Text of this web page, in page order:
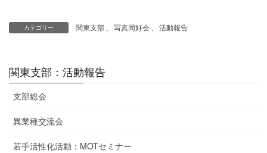
カテゴリー 関東支部 写真同好会 活動報告
関東支部：活動報告
支部総会
異業種交流会
若手活性化活動：MOTセミナー